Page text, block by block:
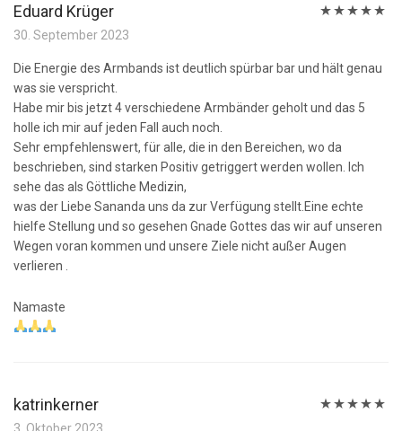
Eduard Krüger
30. September 2023
Die Energie des Armbands ist deutlich spürbar bar und hält genau
was sie verspricht.
Habe mir bis jetzt 4 verschiedene Armbänder geholt und das 5
holle ich mir auf jeden Fall auch noch.
Sehr empfehlenswert, für alle, die in den Bereichen, wo da
beschrieben, sind starken Positiv getriggert werden wollen. Ich
sehe das als Göttliche Medizin,
was der Liebe Sananda uns da zur Verfügung stellt.Eine echte
hielfe Stellung und so gesehen Gnade Gottes das wir auf unseren
Wegen voran kommen und unsere Ziele nicht außer Augen
verlieren .
Namaste
katrinkerner